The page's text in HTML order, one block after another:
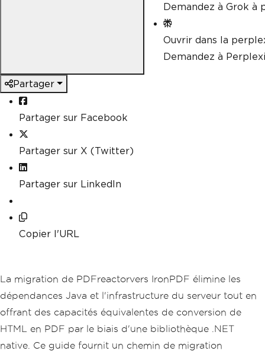
Demandez à Grok à
Ouvrir dans la
Demandez à
Partager
Partager sur Facebook
Partager sur X (Twitter)
Partager sur LinkedIn
Copier l'URL
La migration de PDFreactorvers IronPDF élimine les
dépendances Java et l'infrastructure du serveur tout en
offrant des capacités équivalentes de conversion de
HTML en PDF par le biais d'une bibliothèque .NET
native. Ce guide fournit un chemin de migration